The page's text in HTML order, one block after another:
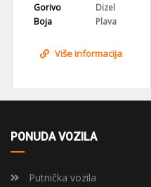
Gorivo
Dizel
Boja
Plava
Više informacija
PONUDA VOZILA
Putnička vozila